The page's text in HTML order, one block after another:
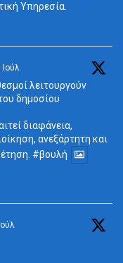
Υπηρεσία.
Ιούλ
λειτουργούν
δημοσίου
διαφάνεια,
ανεξάρτητη και
#βουλή